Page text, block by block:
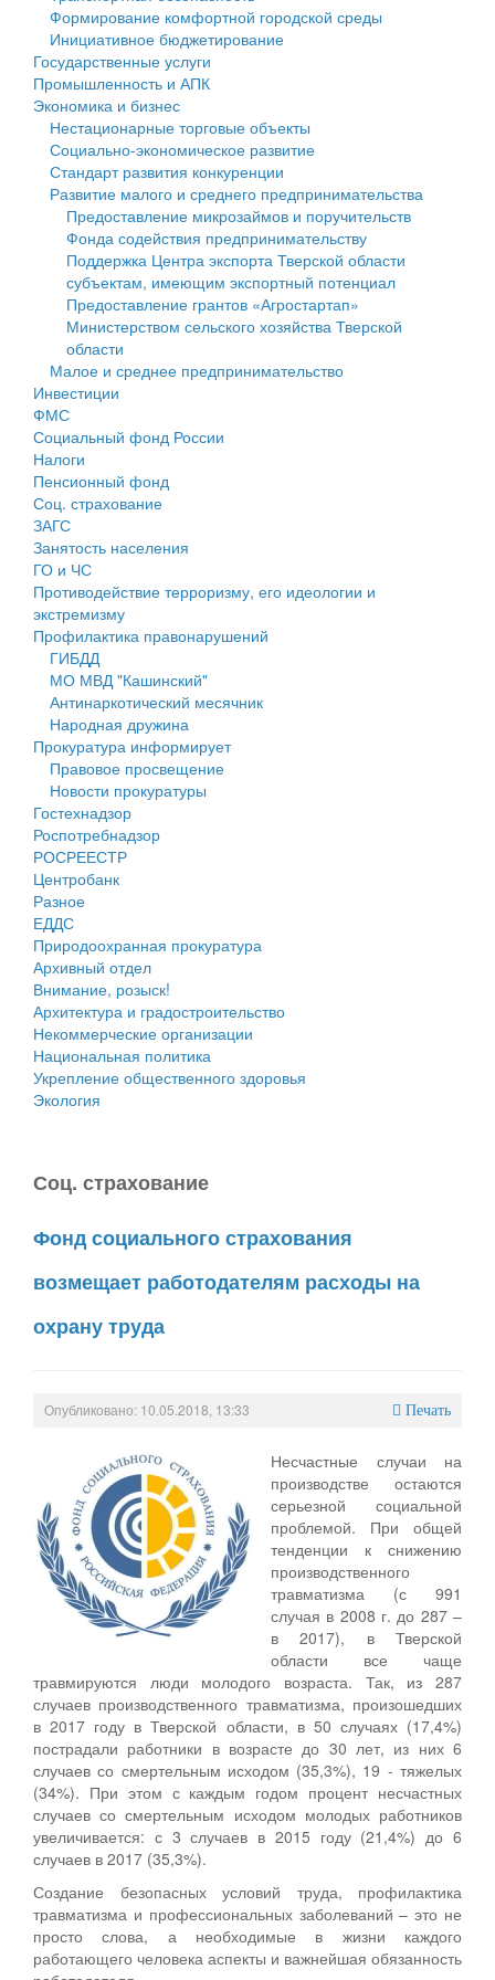
Государственные услуги
Промышленность и АПК
Экономика и бизнес
Символика
Устав
Гостям округа
Туризм
Культура
Образование
Здравоохранение
Социальная защита
Фотоальбом
муниципального округа Тверской области
Администрация Кашинского муниципального округа
Тверской области
Управление сельскими территориями
Открытые данные
Работа с обращениями граждан
Муниципальный контроль
Муниципальные услуги
Проекты административных регламентов
Антимонопольный комплаенс
Противодействие коррупции
Финансовое управление
Бюджет для граждан
Имущество
Выявление правообладателей ранее учтенных
объектов недвижимости
Имущественная поддержка субъектов малого и
среднего предпринимательства
Информационная поддержка субъектов малого и
среднего предпринимательства
Муниципальные программы
Контрольно-счетная палата
Персональные данные
Оценка регулирующего воздействия
Деятельность МУ
Нормативы градостроительного проектирования
Правила землепользования и застройки
Генеральные планы
Проекты планировки территории
Собрание депутатов
Городское поселение
Сельские поселения
Формирование комфортной городской среды
Инициативное бюджетирование
Государственные услуги
Промышленность и АПК
Экономика и бизнес
Нестационарные торговые объекты
Социально-экономическое развитие
Стандарт развития конкуренции
Развитие малого и среднего предпринимательства
Предоставление микрозаймов и поручительств
Фонда содействия предпринимательству
Поддержка Центра экспорта Тверской области
субъектам, имеющим экспортный потенциал
Предоставление грантов «Агростартап»
Министерством сельского хозяйства Тверской
области
Малое и среднее предпринимательство
Инвестиции
ФМС
Социальный фонд России
Налоги
Пенсионный фонд
Соц. страхование
ЗАГС
Занятость населения
ГО и ЧС
Противодействие терроризму, его идеологии и
экстремизму
Профилактика правонарушений
ГИБДД
МО МВД "Кашинский"
Антинаркотический месячник
Народная дружина
Прокуратура информирует
Правовое просвещение
Новости прокуратуры
Гостехнадзор
Роспотребнадзор
РОСРЕЕСТР
Центробанк
Разное
ЕДДС
Природоохранная прокуратура
Архивный отдел
Внимание, розыск!
Архитектура и градостроительство
Некоммерческие организации
Национальная политика
Укрепление общественного здоровья
Экология
Соц. страхование
Фонд социального страхования
возмещает работодателям расходы на
охрану труда
Опубликовано: 10.05.2018, 13:33 Печать
Несчастные случаи на
производстве остаются
серьезной социальной
проблемой. При общей
тенденции к снижению
производственного
травматизма (с 991
случая в 2008 г. до 287 –
в 2017), в Тверской
области все чаще
травмируются люди молодого возраста. Так, из 287
случаев производственного травматизма, произошедших
в 2017 году в Тверской области, в 50 случаях (17,4%)
пострадали работники в возрасте до 30 лет, из них 6
случаев со смертельным исходом (35,3%), 19 - тяжелых
(34%). При этом с каждым годом процент несчастных
случаев со смертельным исходом молодых работников
увеличивается: с 3 случаев в 2015 году (21,4%) до 6
случаев в 2017 (35,3%).
Создание безопасных условий труда, профилактика
травматизма и профессиональных заболеваний – это не
просто слова, а необходимые в жизни каждого
работающего человека аспекты и важнейшая обязанность